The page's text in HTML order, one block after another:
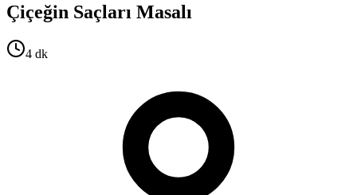
Çiçeğin Saçları Masalı
4 dk